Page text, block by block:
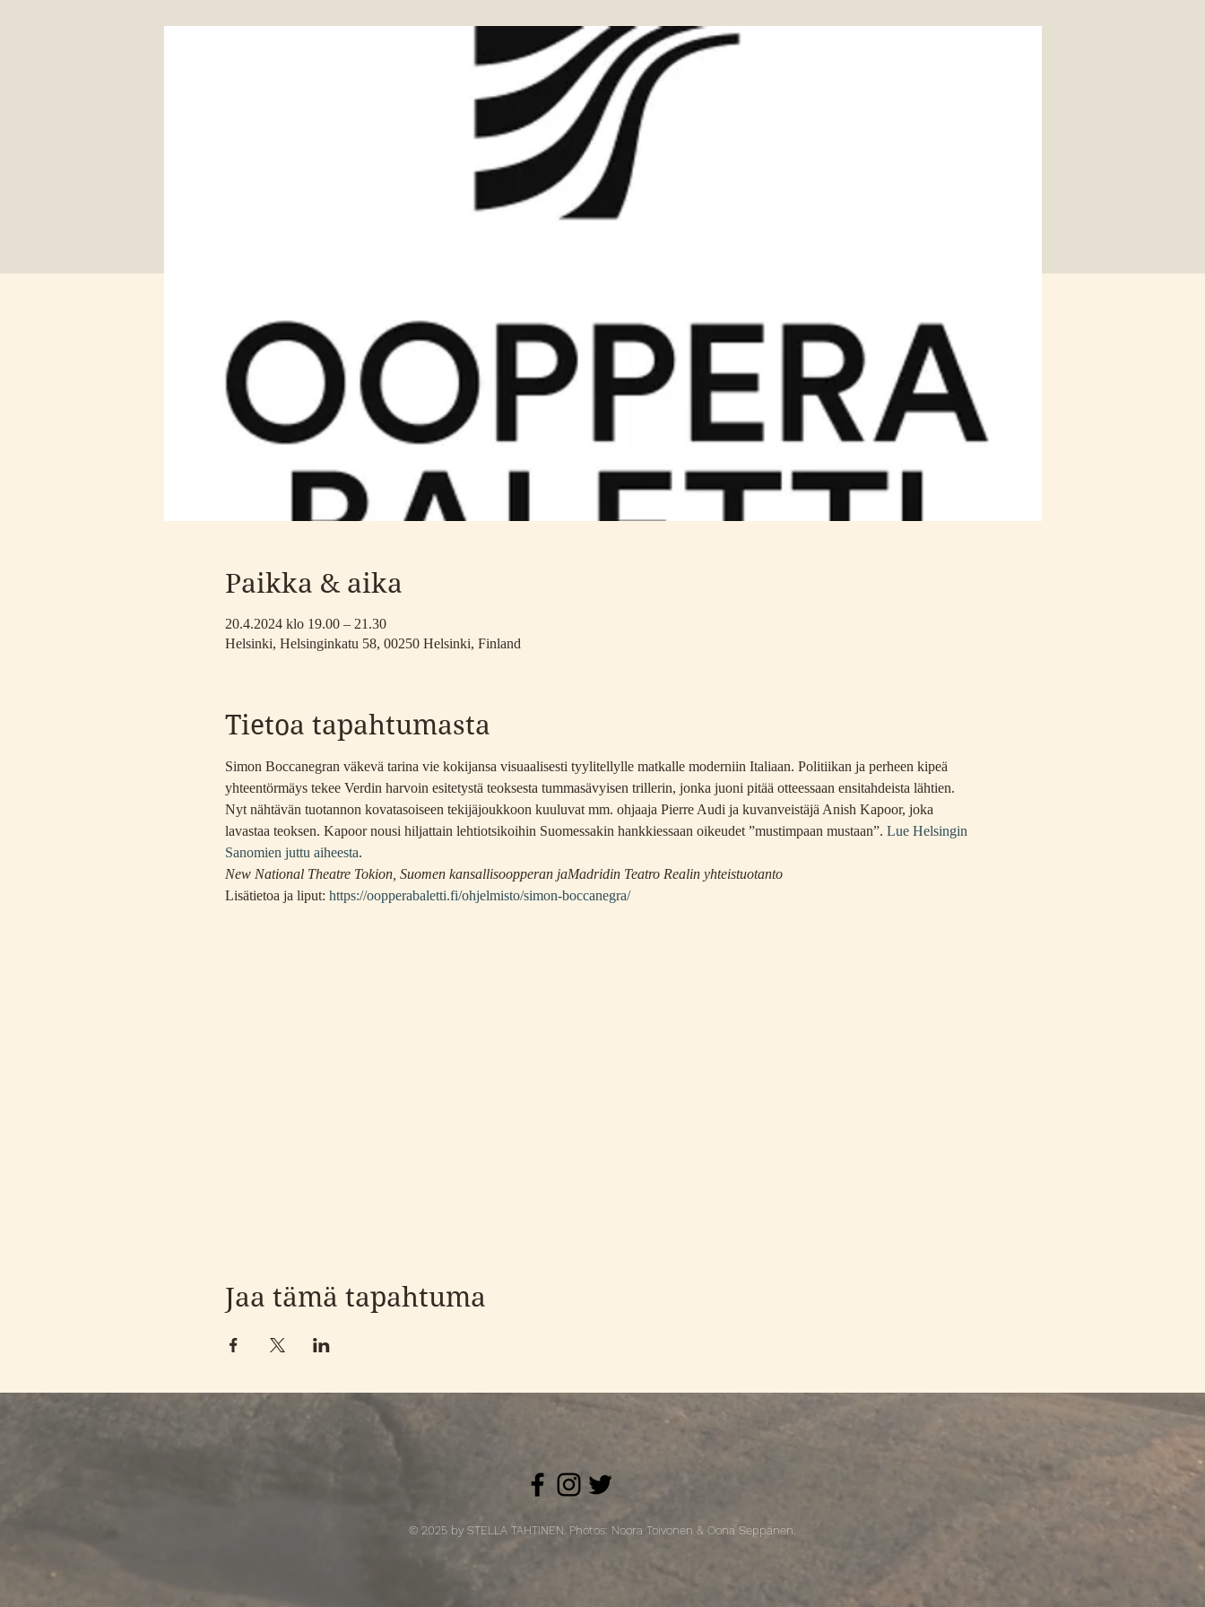
Paikka & aika
20.4.2024 klo 19.00 – 21.30
Helsinki, Helsinginkatu 58, 00250 Helsinki, Finland
Tietoa tapahtumasta
Simon Boccanegran väkevä tarina vie kokijansa visuaalisesti tyylitellylle matkalle moderniin Italiaan. Politiikan ja perheen kipeä
yhteentörmäys tekee Verdin harvoin esitetystä teoksesta tummasävyisen trillerin, jonka juoni pitää otteessaan ensitahdeista lähtien.
Nyt nähtävän tuotannon kovatasoiseen tekijäjoukkoon kuuluvat mm. ohjaaja Pierre Audi ja kuvanveistäjä Anish Kapoor, joka
lavastaa teoksen. Kapoor nousi hiljattain lehtiotsikoihin Suomessakin hankkiessaan oikeudet ”mustimpaan mustaan”. Lue Helsingin
Sanomien juttu aiheesta.
New National Theatre Tokion, Suomen kansallisoopperan jaMadridin Teatro Realin yhteistuotanto
Lisätietoa ja liput: https://oopperabaletti.fi/ohjelmisto/simon-boccanegra/
Jaa tämä tapahtuma
© 2025 by STELLA TÄHTINEN. Photos: Noora Toivonen & Oona Seppänen.